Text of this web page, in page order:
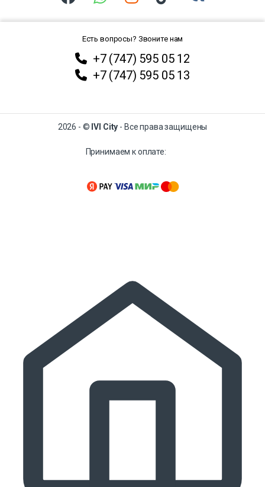
Есть вопросы? Звоните нам
+7 (747) 595 05 12
+7 (747) 595 05 13
2026 - © IVI City - Все права защищены
Принимаем к оплате: